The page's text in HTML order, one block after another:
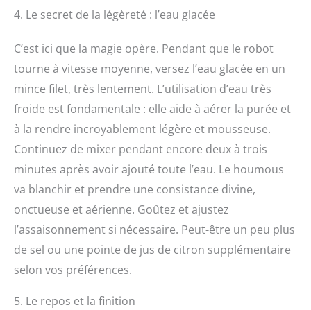
4. Le secret de la légèreté : l’eau glacée
C’est ici que la magie opère. Pendant que le robot
tourne à vitesse moyenne, versez l’eau glacée en un
mince filet, très lentement. L’utilisation d’eau très
froide est fondamentale : elle aide à aérer la purée et
à la rendre incroyablement légère et mousseuse.
Continuez de mixer pendant encore deux à trois
minutes après avoir ajouté toute l’eau. Le houmous
va blanchir et prendre une consistance divine,
onctueuse et aérienne. Goûtez et ajustez
l’assaisonnement si nécessaire. Peut-être un peu plus
de sel ou une pointe de jus de citron supplémentaire
selon vos préférences.
5. Le repos et la finition